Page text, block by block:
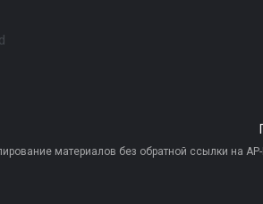
материалов без обратной ссылки на